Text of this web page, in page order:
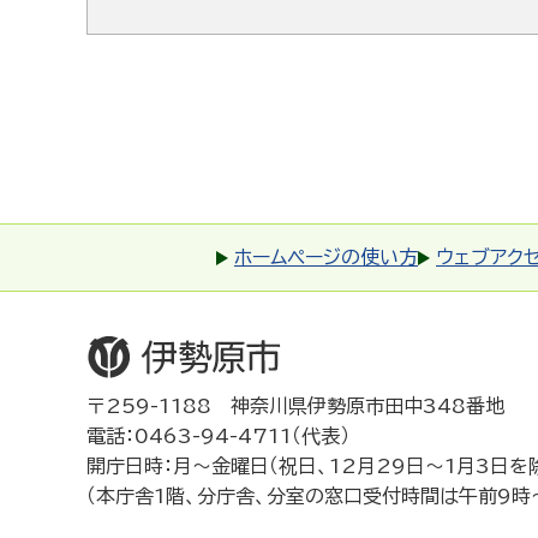
ホームページの使い方 ウェブアク
〒259-1188 神奈川県伊勢原市田中348番地
電話：0463-94-4711（代表）
開庁日時：月～金曜日（祝日、12月29日～1月3日
（本庁舎1階、分庁舎、分室の窓口受付時間は午前9